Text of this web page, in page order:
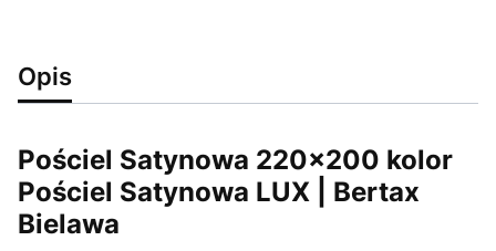
Opis
Pościel Satynowa 220x200 kolor
Pościel Satynowa LUX | Bertax
Bielawa